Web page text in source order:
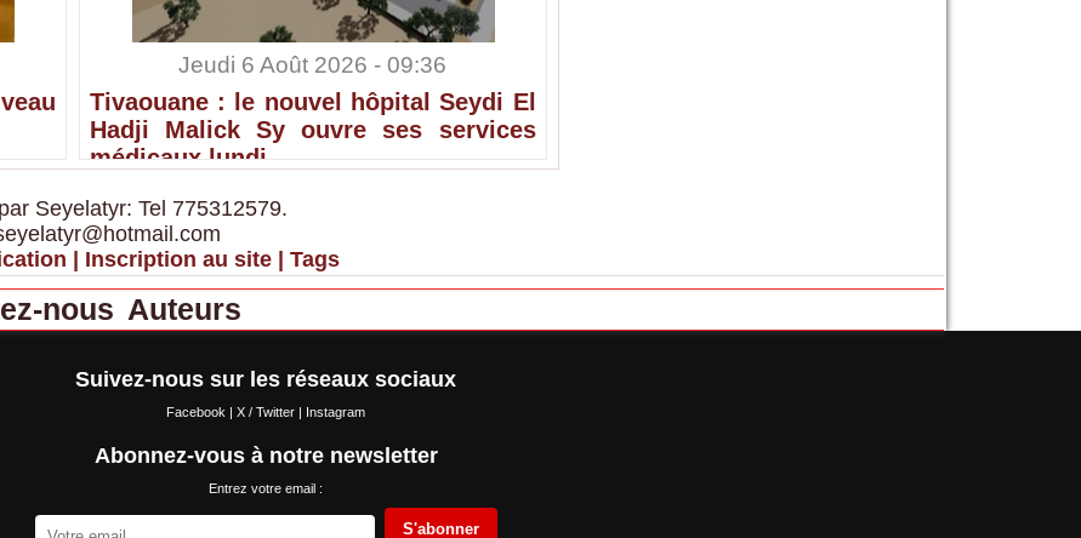
Jeudi 6 Août 2026 - 09:36
Tivaouane : le nouvel hôpital Seydi El
Hadji Malick Sy ouvre ses services
médicaux lundi
Seyelatyr: Tel 775312579.
| Inscription au site | Tags
nous Auteurs
Suivez-nous sur les réseaux sociaux
Facebook | X / Twitter | Instagram
Abonnez-vous à notre newsletter
Entrez votre email :
S'abonner